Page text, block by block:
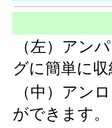
（左）アン
グに簡単に収
（中）アン
ができます。